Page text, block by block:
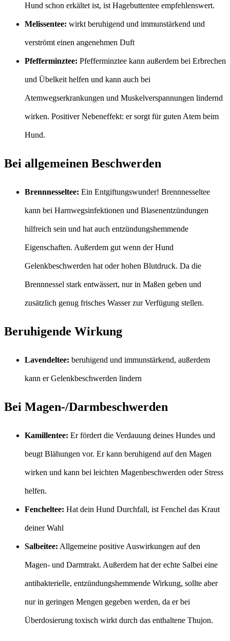
Hund schon erkältet ist, ist Hagebuttentee empfehlenswert.
Melissentee: wirkt beruhigend und immunstärkend und
verströmt einen angenehmen Duft
Pfefferminztee: Pfefferminztee kann außerdem bei Erbrechen
und Übelkeit helfen und kann auch bei
Atemwegserkrankungen und Muskelverspannungen lindernd
wirken. Positiver Nebeneffekt: er sorgt für guten Atem beim
Hund.
Bei allgemeinen Beschwerden
Brennnesseltee: Ein Entgiftungswunder! Brennnesseltee
kann bei Harnwegsinfektionen und Blasenentzündungen
hilfreich sein und hat auch entzündungshemmende
Eigenschaften. Außerdem gut wenn der Hund
Gelenkbeschwerden hat oder hohen Blutdruck. Da die
Brennnessel stark entwässert, nur in Maßen geben und
zusätzlich genug frisches Wasser zur Verfügung stellen.
Beruhigende Wirkung
Lavendeltee: beruhigend und immunstärkend, außerdem
kann er Gelenkbeschwerden lindern
Bei Magen-/Darmbeschwerden
Kamillentee: Er fördert die Verdauung deines Hundes und
beugt Blähungen vor. Er kann beruhigend auf den Magen
wirken und kann bei leichten Magenbeschwerden oder Stress
helfen.
Fencheltee: Hat dein Hund Durchfall, ist Fenchel das Kraut
deiner Wahl
Salbeitee: Allgemeine positive Auswirkungen auf den
Magen- und Darmtrakt. Außerdem hat der echte Salbei eine
antibakterielle, entzündungshemmende Wirkung, sollte aber
nur in geringen Mengen gegeben werden, da er bei
Überdosierung toxisch wirkt durch das enthaltene Thujon.